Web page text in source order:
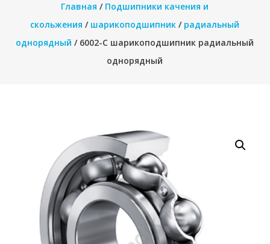
Главная / Подшипники качения и
скольжения / шарикоподшипник / радиальный
однорядный / 6002-C шарикоподшипник радиальный
однорядный